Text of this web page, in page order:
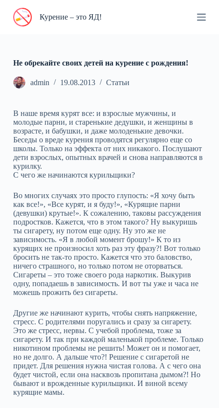
П
и
Курение – это ЯД!
Не обрекайте своих детей на курение с рождения!
admin 19.08.2013 Статьи
В наше время курят все: и взрослые мужчины, и
молодые парни, и старенькие дедушки, и женщины в
возрасте, и бабушки, и даже молоденькие девочки.
Беседы о вреде курения проводятся регулярно еще со
школы. Только на эффекта от них никакого. Послушают
дети взрослых, опытных врачей и снова направляются в
курилку.
С чего же начинаются курильщики?
Во многих случаях это просто глупость: «Я хочу быть
как все!», «Все курят, и я буду!», «Курящие парни
(девушки) крутые!». К сожалению, таковы рассуждения
подростков. Кажется, что в этом такого? Ну выкуришь
ты сигарету, ну потом еще одну. Ну это же не
зависимость. «Я в любой момент брошу!» К то из
курящих не произносил хоть раз эту фразу?! Вот только
бросить не так-то просто. Кажется что это баловство,
ничего страшного, но только потом не оторваться.
Сигареты – это тоже своего рода наркотик. Выкурив
одну, попадаешь в зависимость. И вот ты уже и часа не
можешь прожить без сигареты.
Другие же начинают курить, чтобы снять напряжение,
стресс. С родителями поругались и сразу за сигарету.
Это же стресс, нервы. С учебой проблема, тоже за
сигарету. И так при каждой маленькой проблеме. Только
никотином проблемы не решить! Может он и помогает,
но не долго. А дальше что?! Решение с сигаретой не
придет. Для решения нужна чистая голова. А с чего она
будет чистой, если она насквозь пропитана дымом?! Но
бывают и врожденные курильщики. И виной всему
курящие мамы.